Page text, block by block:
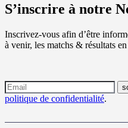
S’inscrire à notre
Inscrivez-vous afin d’être
à venir, les matchs & résultats
politique de confidentialité.